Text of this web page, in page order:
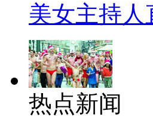
美女主持
热点新闻